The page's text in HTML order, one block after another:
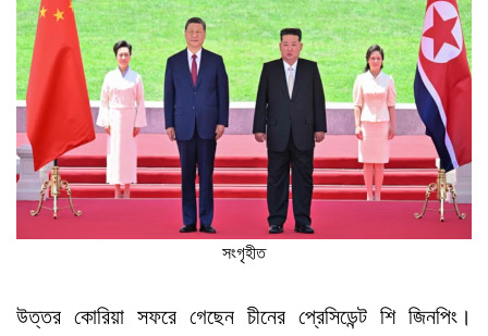
সংগৃহীত
উত্তর কোরিয়া সফরে গেছেন চীনের প্রেসিডেন্ট শি জিনপিং।